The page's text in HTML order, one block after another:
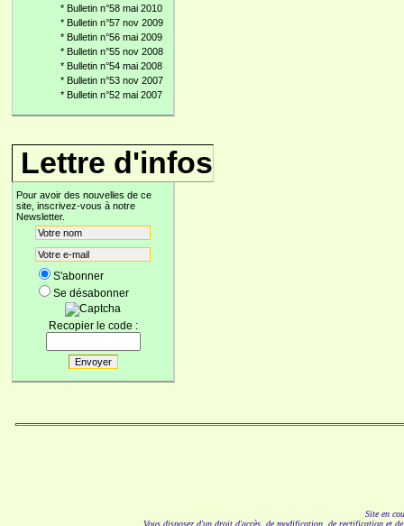
* Bulletin n°58 mai 2010
* Bulletin n°57 nov 2009
* Bulletin n°56 mai 2009
* Bulletin n°55 nov 2008
* Bulletin n°54 mai 2008
* Bulletin n°53 nov 2007
* Bulletin n°52 mai 2007
Lettre d'infos
Pour avoir des nouvelles de ce
site, inscrivez-vous à notre
Newsletter.
S'abonner
Se désabonner
Recopier le code :
Site en
Vous disposez d'un droit d'accès, de modification, de rectification et